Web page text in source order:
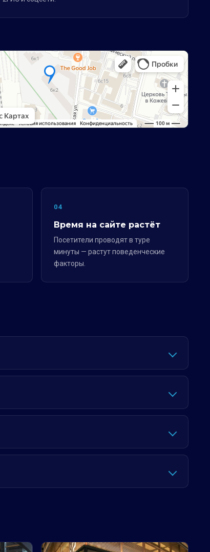
04
Время на сайте растёт
Посетители проводят в туре
минуты — растут поведенческие
факторы.